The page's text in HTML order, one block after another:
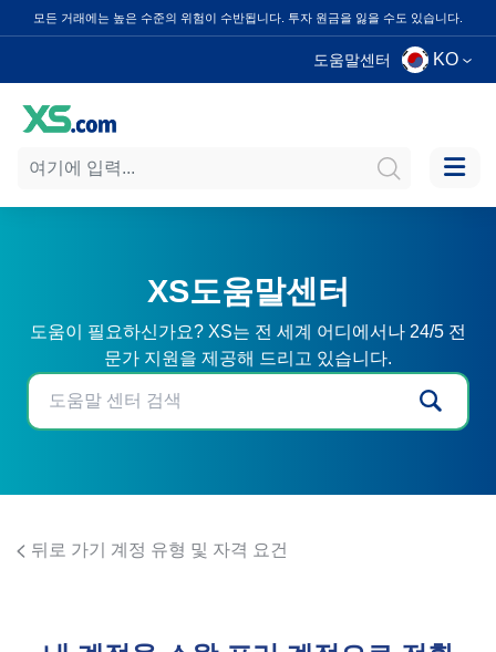
모든 거래에는 높은 수준의 위험이 수반됩니다. 투자 원금을 잃을 수도 있습니다.
도움말센터 KO
XS도움말센터
도움이 필요하신가요? XS는 전 세계 어디에서나 24/5 전
문가 지원을 제공해 드리고 있습니다.
뒤로 가기 계정 유형 및 자격 요건